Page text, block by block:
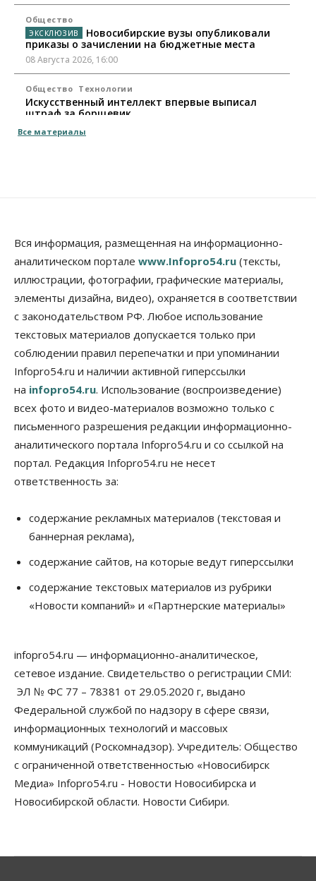
Общество
Новосибирские вузы опубликовали
приказы о зачислении на бюджетные места
08 Августа 2026, 16:00
Общество Технологии
Искусственный интеллект впервые выписал
штраф за борщевик
08 Августа 2026, 15:00
Детские центры Новосибирска
перегибают с «педагогикой успеха», считает
психолог
08 Августа 2026, 11:00
Общество
Союз продавцов маркетплейсов
обратился в правительство РФ из-за атак на WB
08 Августа 2026, 10:00
Общество
Новосибирцы будут получать квитанции за ЖКУ
по-новому
08 Августа 2026, 09:00
Бизнес
В Новосибирской области резко
сократился грузооборот в автоперевозках
07 Августа 2026, 19:00
Общество
В Новосибирске прошёл митинг
против нового закона о памятниках
Бизнес
В аэропорту Толмачёво завершены работы по
бетонированию рулежных дорожек
Бизнес Недвижимость Общество
Новосибирцы стали реже оформлять
дома по упрощенной схеме
07 Августа 2026, 16:00
Власть Право&Порядок
Роспотребнадзор изъял почти полторы тонны
мяса в Новосибирской области
07 Августа 2026, 15:00
Финансы
Расходы новосибирцев на спорт выросли на 40%
Все материалы
Вся информация, размещенная на информационно-
аналитическом портале www.Infopro54.ru (тексты,
иллюстрации, фотографии, графические материалы,
элементы дизайна, видео), охраняется в соответствии
с законодательством РФ. Любое использование
текстовых материалов допускается только при
соблюдении правил перепечатки и при упоминании
Infopro54.ru и наличии активной гиперссылки
на infopro54.ru. Использование (воспроизведение)
всех фото и видео-материалов возможно только с
письменного разрешения редакции информационно-
аналитического портала Infopro54.ru и со ссылкой на
портал. Редакция Infopro54.ru не несет
ответственность за:
содержание рекламных материалов (текстовая и
баннерная реклама),
содержание сайтов, на которые ведут гиперссылки
содержание текстовых материалов из рубрики
«Новости компаний» и «Партнерские материалы»
infopro54.ru — информационно-аналитическое,
сетевое издание. Свидетельство о регистрации СМИ:
ЭЛ № ФС 77 – 78381 от 29.05.2020 г, выдано
Федеральной службой по надзору в сфере связи,
информационных технологий и массовых
коммуникаций (Роскомнадзор). Учредитель: Общество
с ограниченной ответственностью «Новосибирск
Медиа» Infopro54.ru - Новости Новосибирска и
Новосибирской области. Новости Сибири.